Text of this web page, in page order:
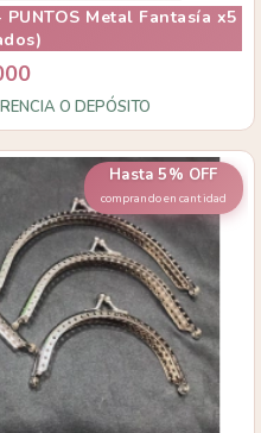
PUNTOS Metal Fantasía x5
O DEPÓSITO
Hasta 5% OFF
comprando en cantidad